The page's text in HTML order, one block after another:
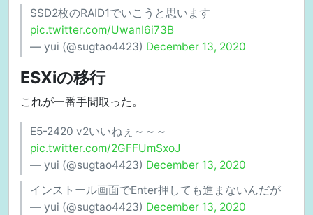
SSD2枚のRAID1でいこうと思います
pic.twitter.com/UwanI6i73B
— yui (@sugtao4423) December 13, 2020
ESXiの移行
これが一番手間取った。
E5-2420 v2いいねぇ～～～
pic.twitter.com/2GFFUmSxoJ
— yui (@sugtao4423) December 13, 2020
インストール画面でEnter押しても進まないんだが
— yui (@sugtao4423) December 13, 2020